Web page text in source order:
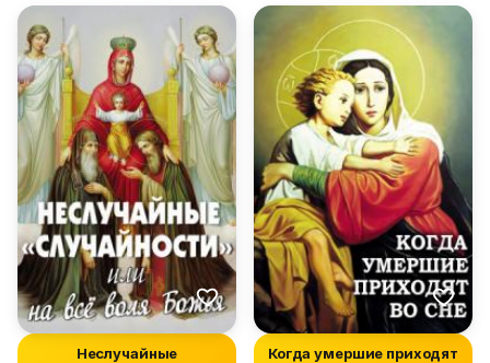
Неслучайные
Когда умершие приходят